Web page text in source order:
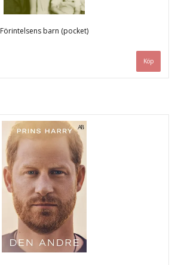
Förintelsens barn (pocket)